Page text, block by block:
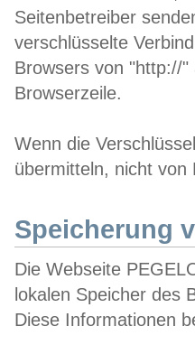
Seitenbetreiber
verschlüsselte
Browsers von "http://
Browserzeile.
Wenn die
übermitteln, nicht von
Speicherung
Die Webseite
lokalen Speicher des
Diese Informationen